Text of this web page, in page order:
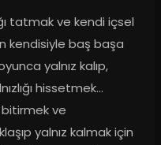
tatmak ve kendi içsel
kendisiyle baş başa
yalnız kalıp,
hissetmek…
bitirmek ve
yalnız kalmak için